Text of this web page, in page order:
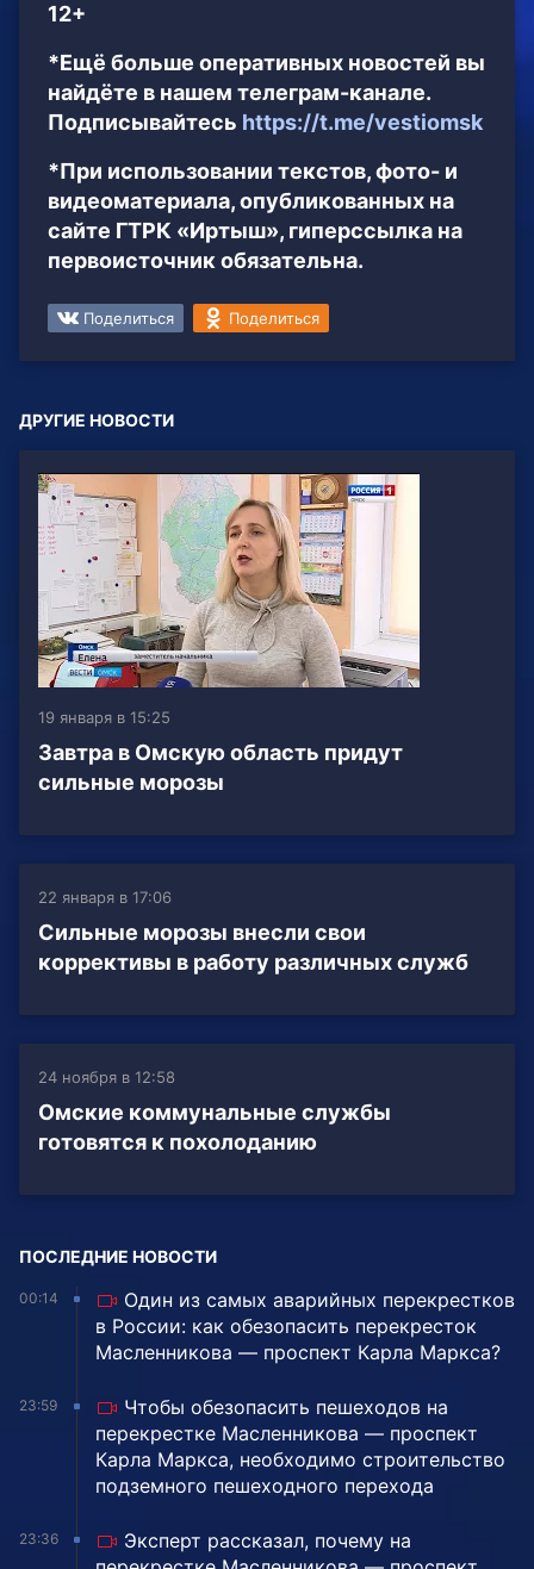
12+
*Ещё больше оперативных новостей вы
найдёте в нашем телеграм-канале.
Подписывайтесь https://t.me/vestiomsk
*При использовании текстов, фото- и
видеоматериала, опубликованных на
сайте ГТРК «Иртыш», гиперссылка на
первоисточник обязательна.
Поделиться Поделиться
ДРУГИЕ НОВОСТИ
19 января в 15:25
Завтра в Омскую область придут
сильные морозы
22 января в 17:06
Сильные морозы внесли свои
коррективы в работу различных служб
24 ноября в 12:58
Омские коммунальные службы
готовятся к похолоданию
ПОСЛЕДНИЕ НОВОСТИ
00:14
Один из самых аварийных перекрестков
в России: как обезопасить перекресток
Масленникова — проспект Карла Маркса?
23:59
Чтобы обезопасить пешеходов на
перекрестке Масленникова — проспект
Карла Маркса, необходимо строительство
подземного пешеходного перехода
23:36
Эксперт рассказал, почему на